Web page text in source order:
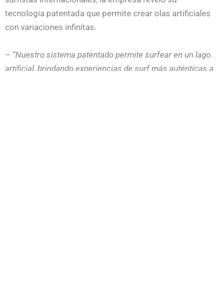
tecnología patentada que permite crear olas artificiales
con variaciones infinitas.
– “Nuestro sistema patentado permite surfear en un lago
artificial, brindando experiencias de surf más auténticas a